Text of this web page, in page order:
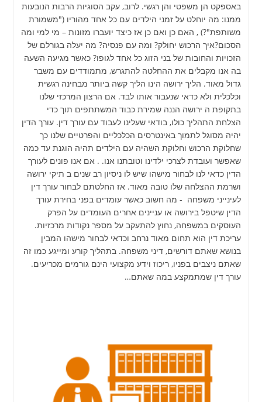
באספקט הן משפטי והן רגשי. לרוב, עקב הסוגיות הרבות הנובעות
ממנו: מה יוחלט על זמני הילדים עם כל אחד מהוריו ("משמורת
משותפת"?) , האם כן ואם כן אז כיצד יועברו מזונות – מי למי ומה
הסכום?איך הרכוש יחולק? ומה עם פנסיה? מה יעלה בגורלם של
הזכויות והחובות של בני הזוג כל אחד לגופו? כאשר מגיעה השעה
בה אנו מקבלים את ההחלטה להתגרש, מתמודדים עם משבר
גדול מאוד. הליך ירושה הינו הליך קשה ביותר מבחינה רגשית
וכלכלית ולא כדאי שנעבור אותו לבד. אם הרצון המרכזי שלנו
בתקופת ה ירושה הננה שמירת כבוד המשתתפים תוך כדי
הצלחת התהליך כולו, בודאי שעלינו לעבוד עם עורך דין. עורך הדין
יהיה מסוגל לתמוך באינטרסים הכלכליים והפרטיים שלנו כך
שחלוקת הרכוש וחלוקת השהיה עם הילדים תהיה הוגנת עד כמה
שאפשר ועובדת לצרכי ילדינו וטובתנו אנו. . אם אנו פונים לעורך
הדין כדאי לנו לבחור מישהו שיש לו ניסיון רב שנים ב תיקי ירושה
ושרמת ההצלחה שלו טובה מאוד. אז החלטתם לבחור עורך דין
לעינייני משפחה - מה חשוב כאשר עומדים בפני בחירת עורך
הדין שיטפל בירושה או עניינים אחרים העומדים על הפרק
העוסקים במשפחה, נחוץ להתעקב על מספר נקודות מרכזיות.
עריכת דין הוא תחום מאוד נרחב וכדאי לבחור מישהו המבין
בנושא שאתם דורשים, דיני משפחה. בתהליך קורע ומייגע כמו זה
שאתם ניצבים בפניו, ריכוז וידע מקצועי הינם גורמים מכריעים.
עורך דין שמתמקצע במה שאתם…